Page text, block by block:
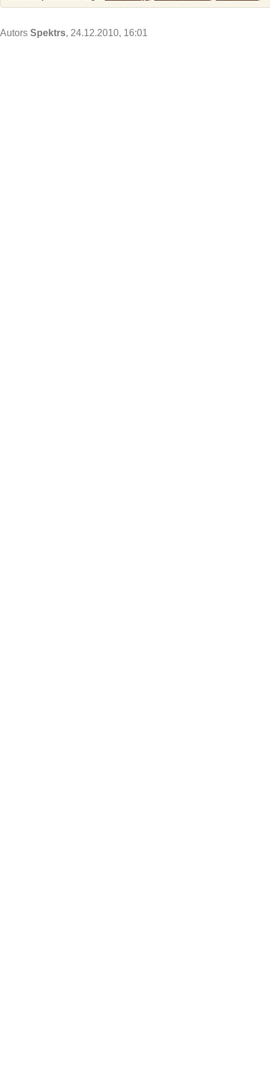
Autors Spektrs, 24.12.2010, 16:01